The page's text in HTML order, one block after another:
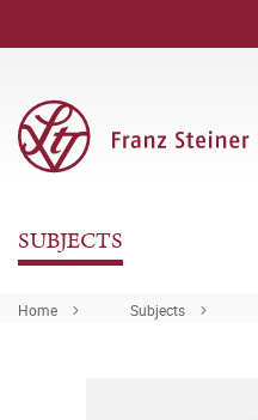
SUBJECTS
Home Subjects